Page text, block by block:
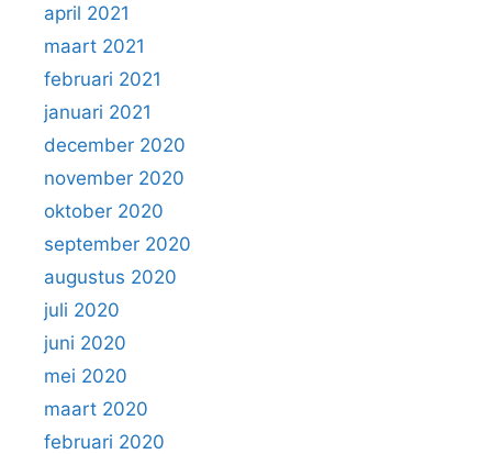
april 2021
maart 2021
februari 2021
januari 2021
december 2020
november 2020
oktober 2020
september 2020
augustus 2020
juli 2020
juni 2020
mei 2020
maart 2020
februari 2020